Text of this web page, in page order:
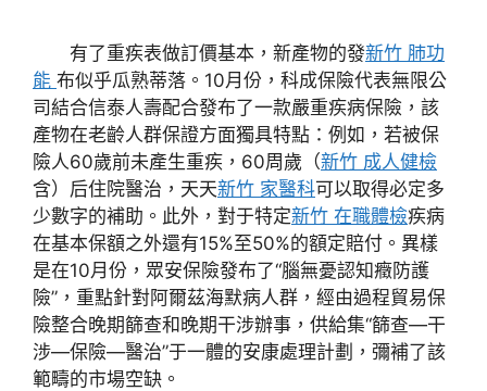
有了重疾表做訂價基本，新產物的發新竹 肺功
能 布似乎瓜熟蒂落。10月份，科成保險代表無限公
司結合信泰人壽配合發布了一款嚴重疾病保險，該
產物在老齡人群保證方面獨具特點：例如，若被保
險人60歲前未產生重疾，60周歲（新竹 成人健檢
含）后住院醫治，天天新竹 家醫科可以取得必定多
少數字的補助。此外，對于特定新竹 在職體檢疾病
在基本保額之外還有15%至50%的額定賠付。異樣
是在10月份，眾安保險發布了“腦無憂認知癥防護
險”，重點針對阿爾茲海默病人群，經由過程貿易保
險整合晚期篩查和晚期干涉辦事，供給集“篩查—干
涉—保險—醫治”于一體的安康處理計劃，彌補了該
範疇的市場空缺。